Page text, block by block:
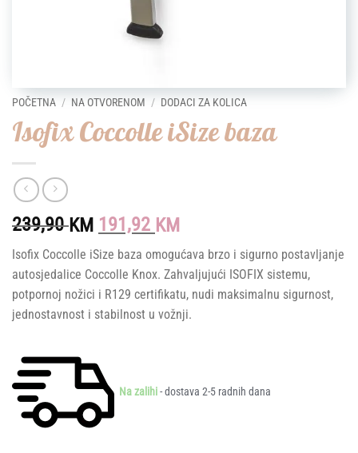
POČETNA / NA OTVORENOM / DODACI ZA KOLICA
Isofix Coccolle iSize baza
239,90KM Original
was:
239,90 KM.
191,92 KMCurrent
is:
191,92 KM.
Isofix Coccolle iSize baza omogućava brzo i sigurno postavljanje
autosjedalice Coccolle Knox. Zahvaljujući ISOFIX sistemu,
potpornoj nožici i R129 certifikatu, nudi maksimalnu sigurnost,
jednostavnost i stabilnost u vožnji.
Na zalihi- dostava 2-5 radnih dana